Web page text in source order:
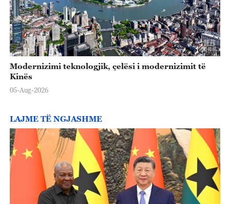
Modernizimi teknologjik, çelësi i modernizimit të
Kinës
05-Aug-2026
LAJME TË NGJASHME